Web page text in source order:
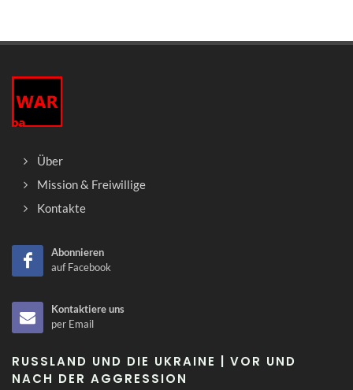
Über
Mission & Freiwillige
Kontakte
Abonnieren
auf Facebook
Kontaktiere uns
per Email
RUSSLAND UND DIE UKRAINE | VOR UND
NACH DER AGGRESSION